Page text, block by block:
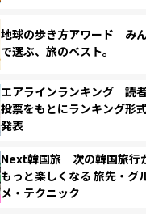
地球の歩き方アワード み
で選ぶ、旅のベスト。
エアラインランキング 読
投票をもとにランキング形
発表
Next韓国旅 次の韓国旅行
もっと楽しくなる 旅先・グ
メ・テクニック